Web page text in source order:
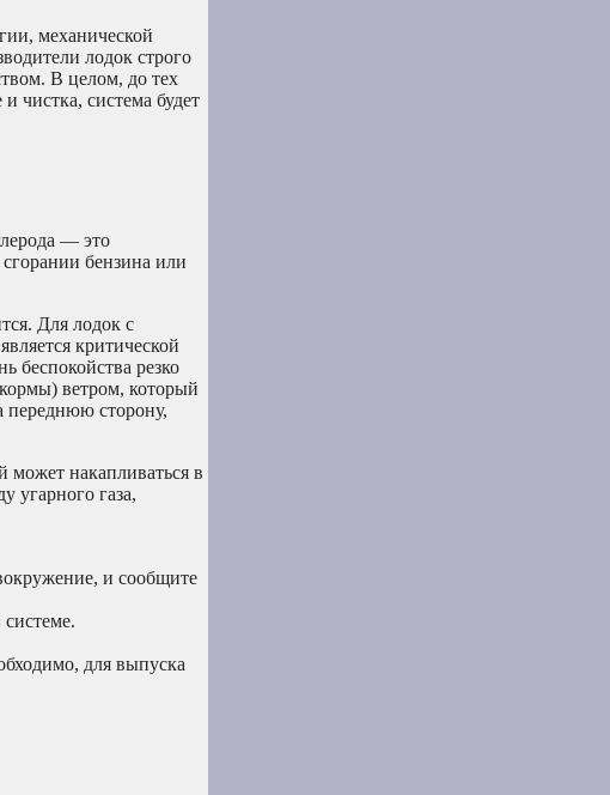
механической
лодок строго
В целом, до тех
чистка, система будет
— это
бензина или
Для лодок с
критической
беспокойства резко
ветром, который
сторону,
может накапливаться в
угарного газа,
и сообщите
для выпуска